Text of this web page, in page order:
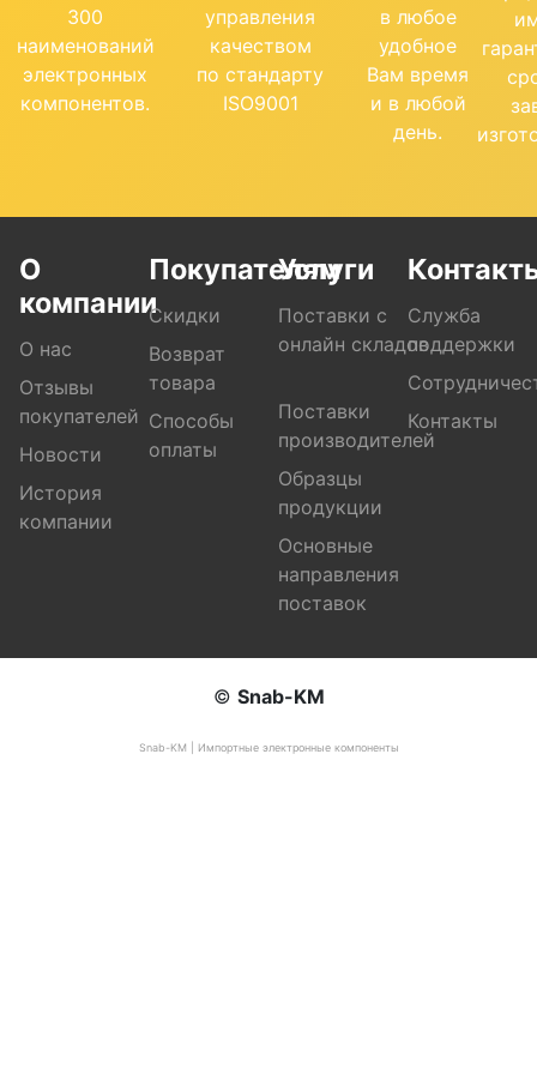
300
наименований
электронных
компонентов.
управления
качеством
по стандарту
ISO9001
в любое
удобное
Вам время
и в любой
день.
О
компании
О нас
Отзывы
покупателей
Новости
История
компании
Покупателям
Скидки
Возврат
товара
Способы
оплаты
Услуги
Поставки с
онлайн складов
Поставки
производителей
Образцы
продукции
Основные
направления
поставок
Служба
поддержки
Контакты
© Snab-KM
Snab-KM | Импортные электронные компоненты